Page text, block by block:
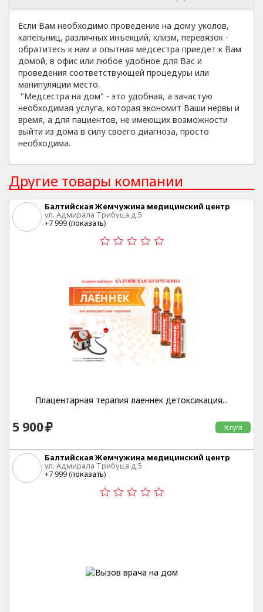
Если Вам необходимо проведение на дому уколов,
капельниц, различных инъекций, клизм, перевязок -
обратитесь к нам и опытная медсестра приедет к Вам
домой, в офис или любое удобное для Вас и
проведения соответствующей процедуры или
манипуляции место.
"Медсестра на дом" - это удобная, а зачастую
необходимая услуга, которая экономит Ваши нервы и
время, а для пациентов, не имеющих возможности
выйти из дома в силу своего диагноза, просто
необходима.
Другие товары компании
Балтийская Жемчужина медицинский центр
ул. Адмирала Трибуца д.5
+7 999 (показать)
Плацентарная терапия лаеннек детоксикация...
5 900 Услуга
Балтийская Жемчужина медицинский центр
ул. Адмирала Трибуца д.5
+7 999 (показать)